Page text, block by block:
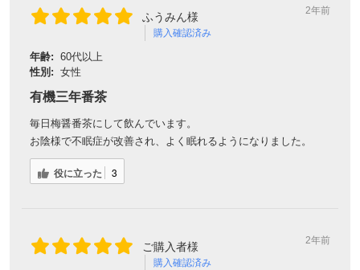
ふうみん様
購入確認済み
2年前
年齢: 60代以上
性別: 女性
有機三年番茶
毎日梅醤番茶にして飲んでいます。
お陰様で不眠症が改善され、よく眠れるようになりました。
役に立った 3
ご購入者様
購入確認済み
2年前